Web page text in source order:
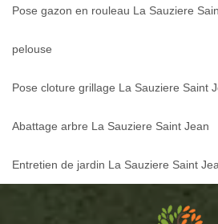
Pose gazon en rouleau La Sauziere
pelouse
Pose cloture grillage La Sauziere Saint
Abattage arbre La Sauziere Saint Jean
Entretien de jardin La Sauziere Saint